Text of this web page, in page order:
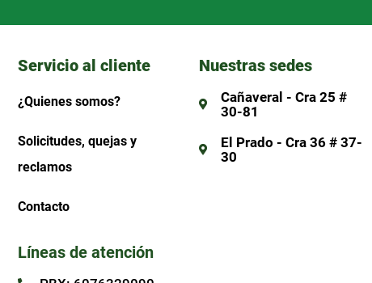
Servicio al cliente
¿Quienes somos?
Solicitudes, quejas y
reclamos
Contacto
Líneas de atención
Nuestras sedes
Cañaveral - Cra 25 #
30-81
El Prado - Cra 36 # 37-
30